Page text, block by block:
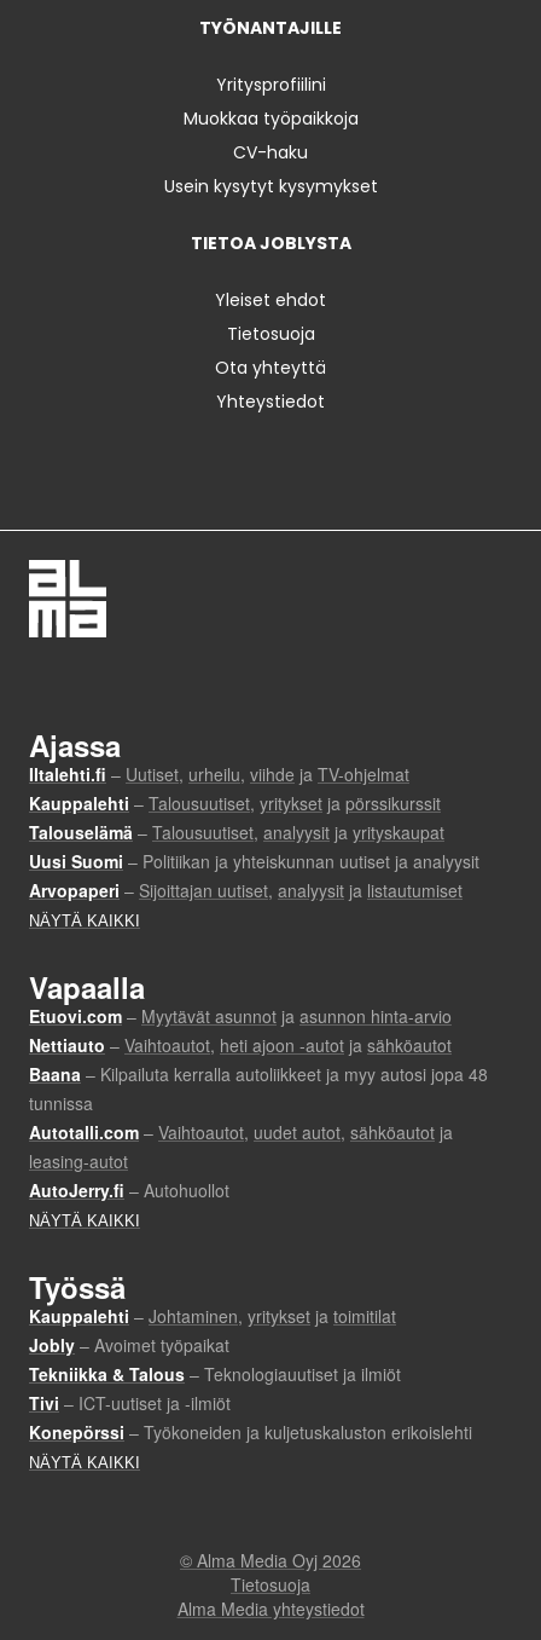
TYÖNANTAJILLE
Yritysprofiilini
Muokkaa työpaikkoja
CV-haku
Usein kysytyt kysymykset
TIETOA JOBLYSTA
Yleiset ehdot
Tietosuoja
Ota yhteyttä
Yhteystiedot